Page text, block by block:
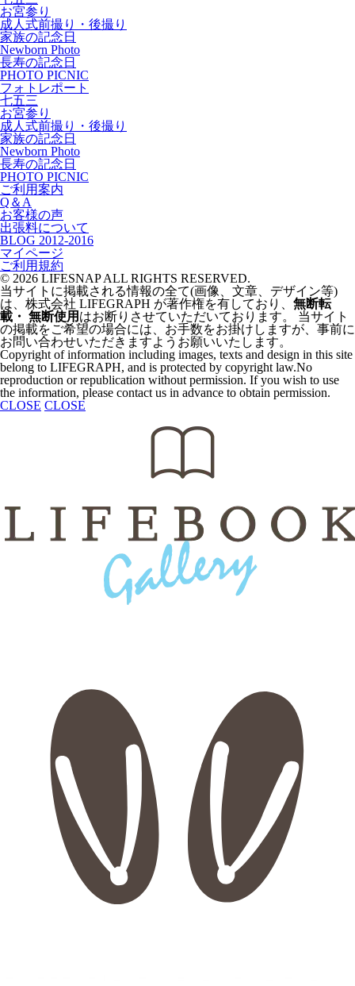
お宮参り
成人式前撮り・後撮り
家族の記念日
Newborn Photo
長寿の記念日
PHOTO PICNIC
フォトレポート
七五三
お宮参り
成人式前撮り・後撮り
家族の記念日
Newborn Photo
長寿の記念日
PHOTO PICNIC
ご利用案内
Q＆A
お客様の声
出張料について
BLOG 2012-2016
マイページ
ご利用規約
© 2026 LIFESNAP ALL RIGHTS RESERVED.
当サイトに掲載される情報の全て(画像、文章、デザイン等)
は、 株式会社 LIFEGRAPH が著作権を有しており、 無断転
載・ 無断使用 はお断りさせていただいております。
当サイト
の掲載をご希望の場合には、 お手数をお掛けしますが、 事前に
お問い合わせいただきますよう お願いいたします。
Copyright of information including images, texts and design in this site
belong to LIFEGRAPH, and is protected by copyright law.No
reproduction or republication without permission. If you wish to use
the information, please contact us in advance to obtain permission.
CLOSE CLOSE